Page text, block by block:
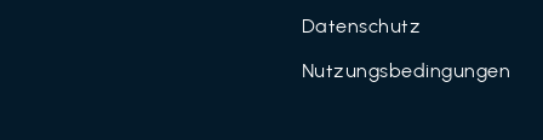
Datenschutz
Nutzungsbedingungen